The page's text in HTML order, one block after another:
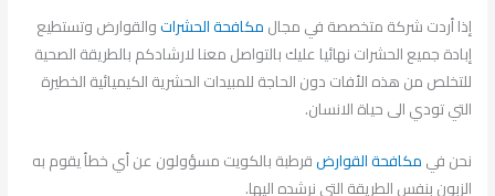
إذا أردت شركة متخصصة في مجالمكافحة الحشراتوالقوارض وتستطيع
إبادة جميع الحشرات نهائيا عليك بالتواصل معنا لارشادكم بالطريقة الصحية
للتخلص من هذه الأفات دون الحاجة للمبيدات الحشرية الكيميائية الخطيرة
التي تودي الى حياة الانسان.
نحن فيمكافحة القوارضقرطبة بالكويت مسؤولون عن أي خطأ يقوم به
الزبون بنفس الطريقة التي نرشده اليها.